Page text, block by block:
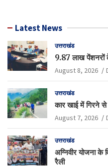
Latest News
उत्तराखंड
9.87 लाख पेंशनरों
August 8, 2026
उत्तराखंड
कार खाई में गिरने से
August 7, 2026
उत्तराखंड
अग्निवीर योजना के
रैली